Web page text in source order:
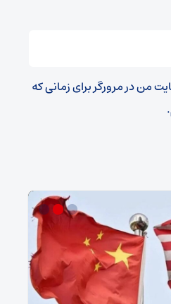
من در مرورگر برای زمانی که